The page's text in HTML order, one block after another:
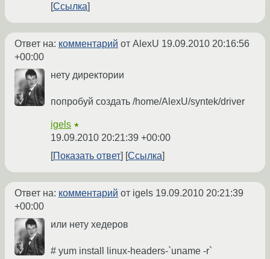
Ссылка
Ответ на: комментарий от AlexU 19.09.2010 20:16:56
+00:00
нету директории
попробуй создать /home/AlexU/syntek/driver
igels ★
19.09.2010 20:21:39 +00:00
Показать ответ
Ссылка
Ответ на: комментарий от igels 19.09.2010 20:21:39
+00:00
или нету хедеров
# yum install linux-headers-`uname -r`